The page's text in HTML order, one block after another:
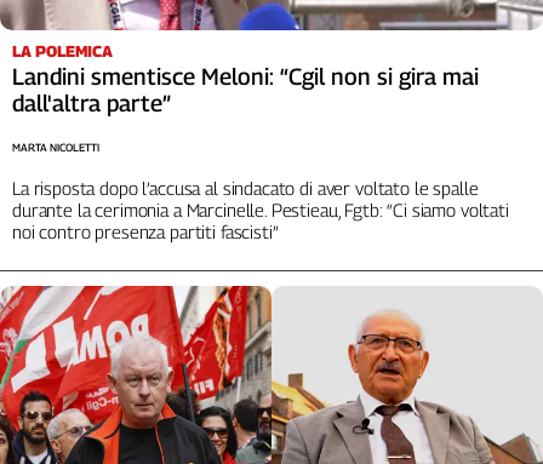
LA POLEMICA
Landini smentisce Meloni: “Cgil non si gira mai
dall'altra parte”
La risposta dopo l’accusa al sindacato di aver voltato le spalle
durante la cerimonia a Marcinelle. Pestieau, Fgtb: “Ci siamo voltati
noi contro presenza partiti fascisti”
MARTA NICOLETTI